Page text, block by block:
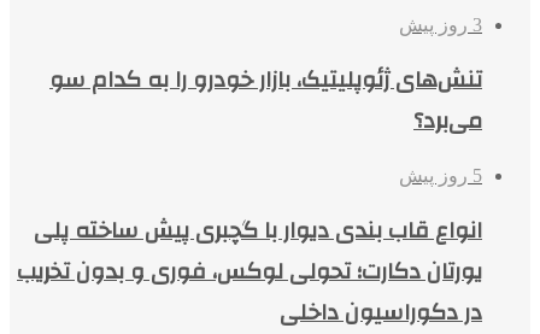
3 روز پیش
تنش‌های ژئوپلیتیک، بازار خودرو را به کدام سو
می‌برد؟
5 روز پیش
انواع قاب بندی دیوار با گچبری پیش ساخته پلی
یورتان دکارت؛ تحولی لوکس، فوری و بدون تخریب
در دکوراسیون داخلی